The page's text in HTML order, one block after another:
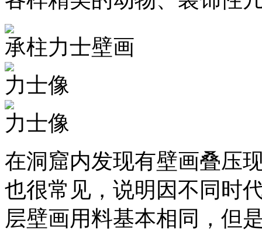
承柱力士壁画
力士像
力士像
在洞窟内发现有壁画叠压
也很常见，说明因不同时
层壁画用料基本相同，但